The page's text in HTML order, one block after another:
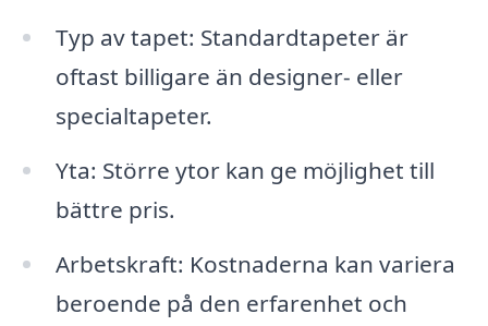
Typ av tapet: Standardtapeter är
oftast billigare än designer- eller
specialtapeter.
Yta: Större ytor kan ge möjlighet till
bättre pris.
Arbetskraft: Kostnaderna kan variera
beroende på den erfarenhet och